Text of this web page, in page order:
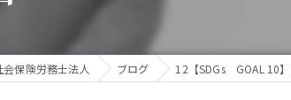
会保険労務士法人 ブログ 12【SDGs GOAL 10